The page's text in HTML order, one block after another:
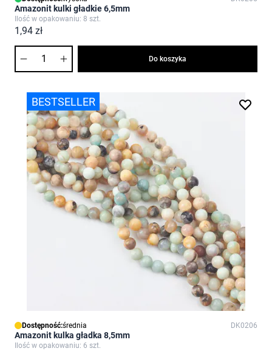
Amazonit kulki gładkie 6,5mm
Ilość w opakowaniu: 8 szt.
1,94 zł
Do koszyka
BESTSELLER
Dostępność:średnia DK0206
Amazonit kulka gładka 8,5mm
Ilość w opakowaniu: 6 szt.